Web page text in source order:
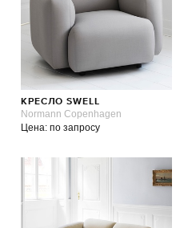
КРЕСЛО SWELL
Normann Copenhagen
Цена: по запросу